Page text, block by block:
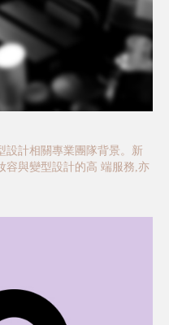
設計相關專業團隊背景。新
容與變型設計的高 端服務,亦